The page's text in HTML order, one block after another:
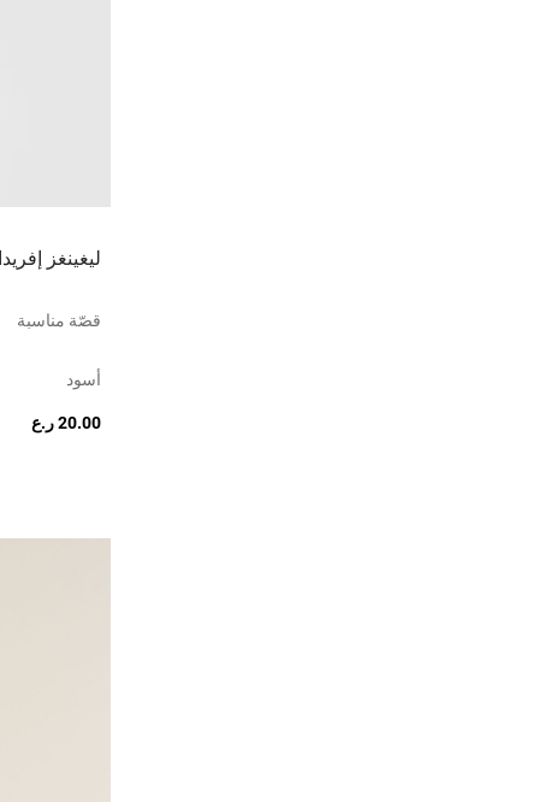
ليغينغز
قصّة مناسبة
أسود
20.00 ر.ع